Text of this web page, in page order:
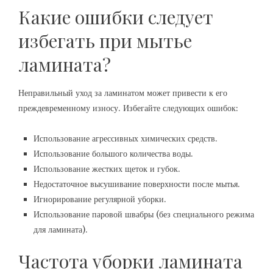
Какие ошибки следует
избегать при мытье
ламината?
Неправильный уход за ламинатом может привести к его
преждевременному износу. Избегайте следующих ошибок:
Использование агрессивных химических средств.
Использование большого количества воды.
Использование жестких щеток и губок.
Недостаточное высушивание поверхности после мытья.
Игнорирование регулярной уборки.
Использование паровой швабры (без специального режима
для ламината).
Частота уборки ламината